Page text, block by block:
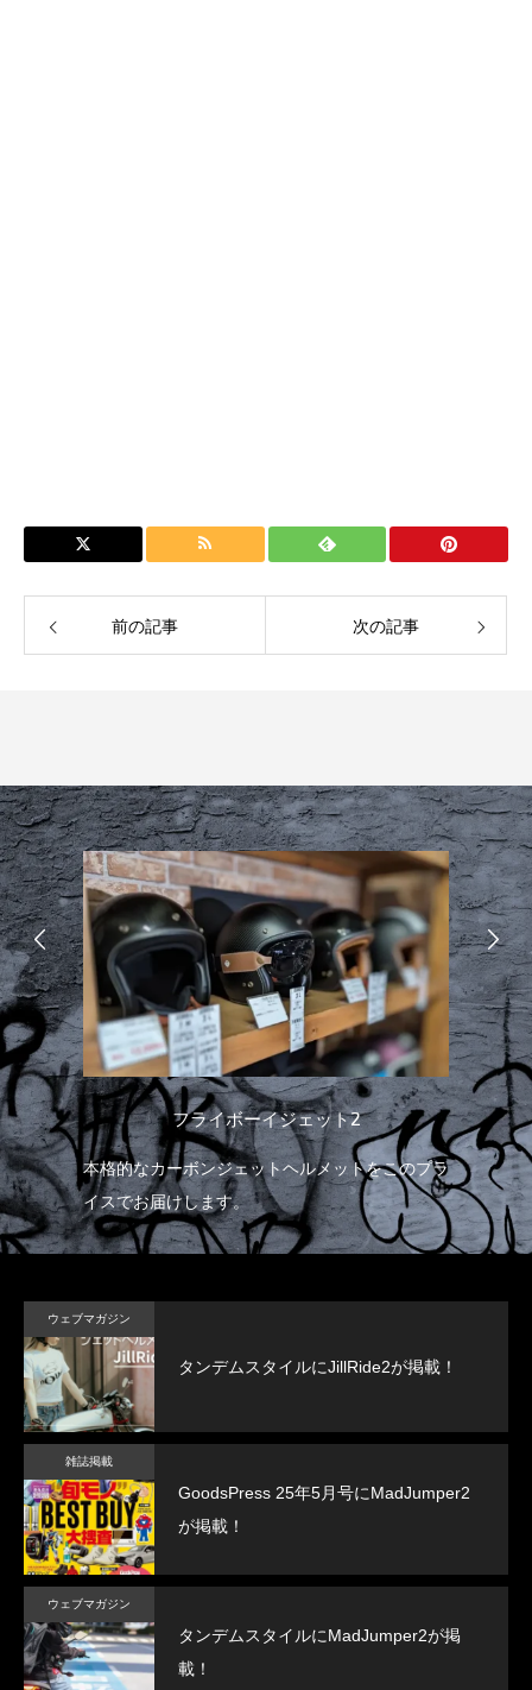
前の記事 次の記事
ッ
フライボーイジェット2
本格的なカーボンジェットヘルメットをこのプラ
イスでお届けします。
イ
ド
ウェブマガジン
タンデムスタイルにJillRide2が掲載！
雑誌掲載
GoodsPress 25年5月号にMadJumper2
が掲載！
ウェブマガジン
タンデムスタイルにMadJumper2が掲
載！